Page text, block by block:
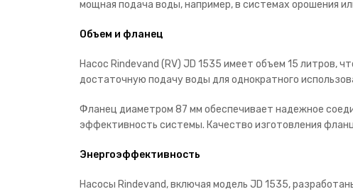
мощная подача воды, например, в системах орошения
Объем и фланец
Насос Rindevand (RV) JD 1535 имеет объем 15 литров,
достаточную подачу воды для однократного
Фланец диаметром 87 мм обеспечивает надежное
эффективность системы. Качество изготовления
Энергоэффективность
Насосы Rindevand, включая модель JD 1535,